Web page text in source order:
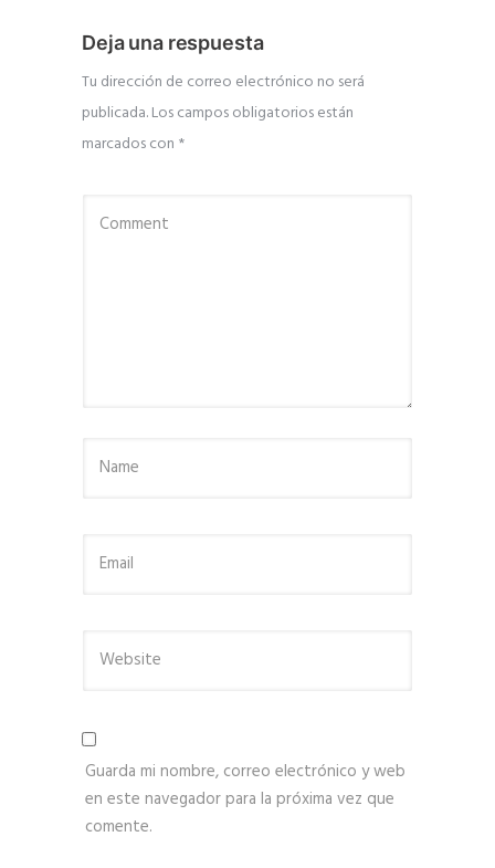
Deja una respuesta
Tu dirección de correo electrónico no será
publicada.Los campos obligatorios están
marcados con *
Guarda mi nombre, correo electrónico y web
en este navegador para la próxima vez que
comente.